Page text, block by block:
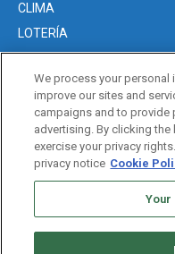
CLIMA
LOTERÍA
Acerca de nosotros
Advertise with Us/Anuncios
Politica de Privacidad
Editorial Guidelines
We process your personal
improve our sites and
campaigns and to provide
advertising. By clicking
exercise your privacy
privacy notice Cookie
Your